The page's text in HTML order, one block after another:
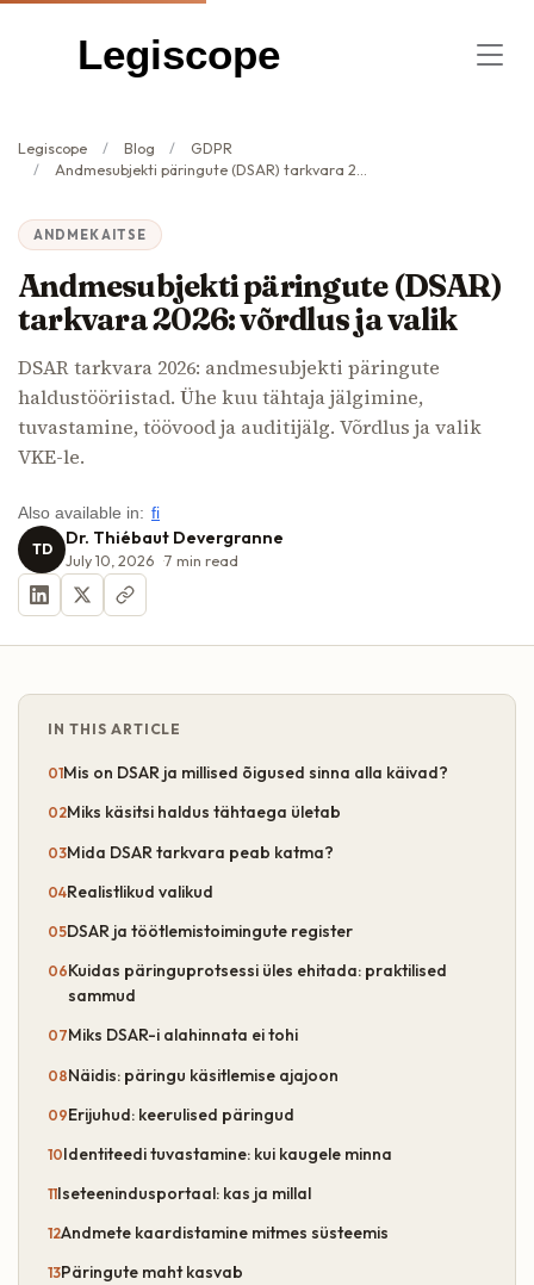
Legiscope
Legiscope Blog
GDPR
Andmesubjekti päringute (DSAR) tarkvara 2026: võrdlus ja valik
ANDMEKAITSE
Andmesubjekti päringute (DSAR)
tarkvara 2026: võrdlus ja valik
DSAR tarkvara 2026: andmesubjekti päringute
haldustööriistad. Ühe kuu tähtaja jälgimine,
tuvastamine, töövood ja auditijälg. Võrdlus ja valik
VKE-le.
Also available in: fi
TD Dr. Thiébaut Devergranne
July 10, 2026 7 min read
IN THIS ARTICLE
Mis on DSAR ja millised õigused sinna alla käivad?
Miks käsitsi haldus tähtaega ületab
Mida DSAR tarkvara peab katma?
Realistlikud valikud
DSAR ja töötlemistoimingute register
Kuidas päringuprotsessi üles ehitada: praktilised
sammud
Miks DSAR-i alahinnata ei tohi
Näidis: päringu käsitlemise ajajoon
Erijuhud: keerulised päringud
Identiteedi tuvastamine: kui kaugele minna
Iseteenindusportaal: kas ja millal
Andmete kaardistamine mitmes süsteemis
Päringute maht kasvab